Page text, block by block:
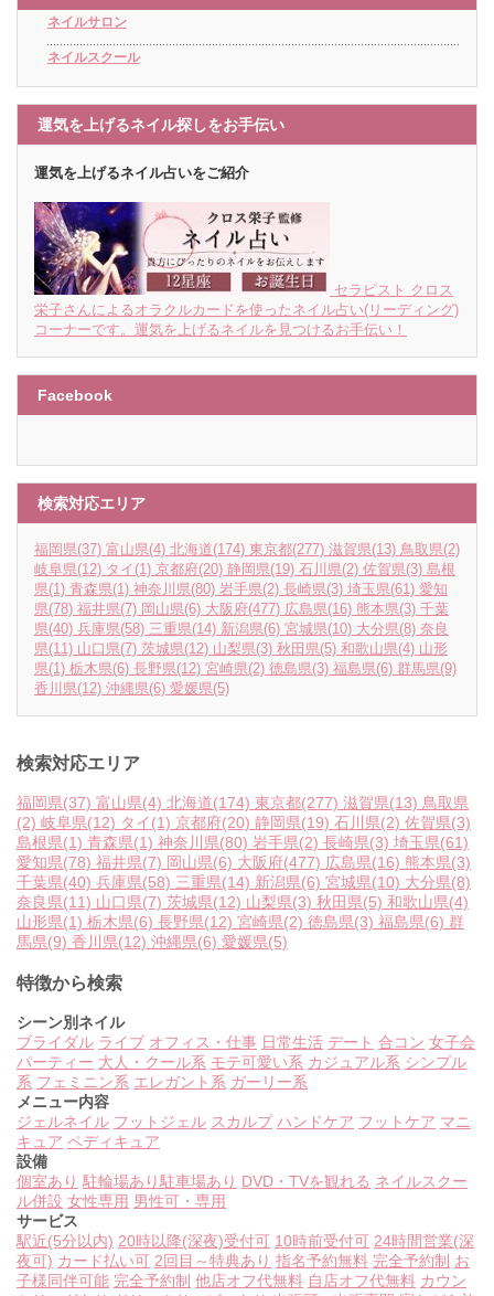
ネイルサロン
ネイルスクール
運気を上げるネイル探しをお手伝い
運気を上げるネイル占いをご紹介
セラピスト クロス
栄子さんによるオラクルカードを使ったネイル占い(リーディング)
コーナーです。運気を上げるネイルを見つけるお手伝い！
Facebook
検索対応エリア
福岡県(37) 富山県(4) 北海道(174) 東京都(277) 滋賀県(13) 鳥取県(2)
岐阜県(12) タイ (1) 京都府(20) 静岡県(19) 石川県(2) 佐賀県(3) 島根
県(1) 青森県(1) 神奈川県(80) 岩手県(2) 長崎県(3) 埼玉県(61) 愛知
県(78) 福井県(7) 岡山県(6) 大阪府(477) 広島県(16) 熊本県(3) 千葉
県(40) 兵庫県(58) 三重県(14) 新潟県(6) 宮城県(10) 大分県(8) 奈良
県(11) 山口県(7) 茨城県(12) 山梨県(3) 秋田県(5) 和歌山県(4) 山形
県(1) 栃木県(6) 長野県(12) 宮崎県(2) 徳島県(3) 福島県(6) 群馬県(9)
香川県(12) 沖縄県(6) 愛媛県(5)
検索対応エリア
福岡県(37) 富山県(4) 北海道(174) 東京都(277) 滋賀県(13) 鳥取県
(2) 岐阜県(12) タイ(1) 京都府(20) 静岡県(19) 石川県(2) 佐賀県(3)
島根県(1) 青森県(1) 神奈川県(80) 岩手県(2) 長崎県(3) 埼玉県(61)
愛知県(78) 福井県(7) 岡山県(6) 大阪府(477) 広島県(16) 熊本県(3)
千葉県(40) 兵庫県(58) 三重県(14) 新潟県(6) 宮城県(10) 大分県(8)
奈良県(11) 山口県(7) 茨城県(12) 山梨県(3) 秋田県(5) 和歌山県(4)
山形県(1) 栃木県(6) 長野県(12) 宮崎県(2) 徳島県(3) 福島県(6) 群
馬県(9) 香川県(12) 沖縄県(6) 愛媛県(5)
特徴から検索
シーン別ネイル
ブライダル ライブ オフィス・仕事 日常生活 デート 合コン 女子会
パーティー 大人・クール系 モテ可愛い系 カジュアル系 シンプル
系 フェミニン系 エレガント系 ガーリー系
メニュー内容
ジェルネイル フットジェル スカルプ ハンドケア フットケア マニ
キュア ペディキュア
設備
個室あり 駐輪場あり駐車場あり DVD・TVを観れる ネイルスクー
ル併設 女性専用 男性可・専用
サービス
駅近(5分以内) 20時以降(深夜)受付可 10時前受付可 24時間営業(深
夜可) カード払い可 2回目～特典あり 指名予約無料 完全予約制 お
子様同伴可能 完全予約制 他店オフ代無料 自店オフ代無料 カウン